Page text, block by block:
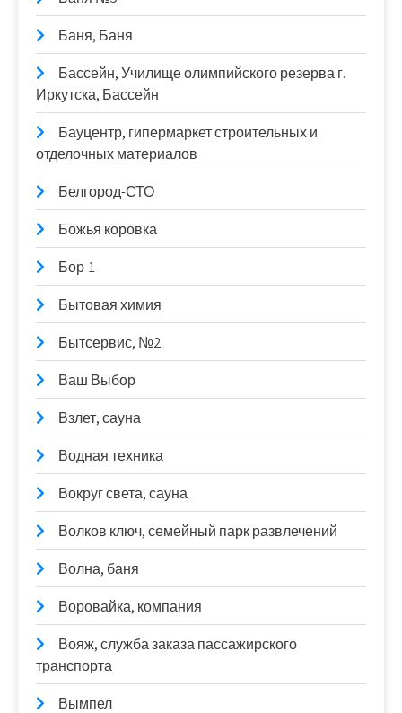
Баня, Баня
Бассейн, Училище олимпийского резерва г.
Иркутска, Бассейн
Бауцентр, гипермаркет строительных и
отделочных материалов
Белгород-СТО
Божья коровка
Бор-1
Бытовая химия
Бытсервис, №2
Ваш Выбор
Взлет, сауна
Водная техника
Вокруг света, сауна
Волков ключ, семейный парк развлечений
Волна, баня
Воровайка, компания
Вояж, служба заказа пассажирского
транспорта
Вымпел